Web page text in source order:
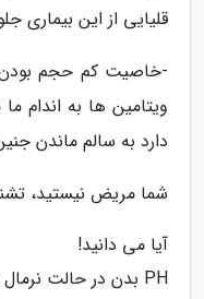
قلیایی از این بیماری
-خاصیت کم حجم
ویتامین ها به اندام
دارد به سالم ماندن
شما مریض نیستید،
آیا می دانید!